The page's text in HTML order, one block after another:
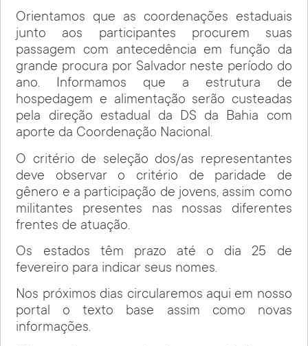
Orientamos que as coordenações estaduais
junto aos participantes procurem suas
passagem com antecedência em função da
grande procura por Salvador neste período do
ano. Informamos que a estrutura de
hospedagem e alimentação serão custeadas
pela direção estadual da DS da Bahia com
aporte da Coordenação Nacional.
O critério de seleção dos/as representantes
deve observar o critério de paridade de
gênero e a participação de jovens, assim como
militantes presentes nas nossas diferentes
frentes de atuação.
Os estados têm prazo até o dia 25 de
fevereiro para indicar seus nomes.
Nos próximos dias circularemos aqui em nosso
portal o texto base assim como novas
informações.